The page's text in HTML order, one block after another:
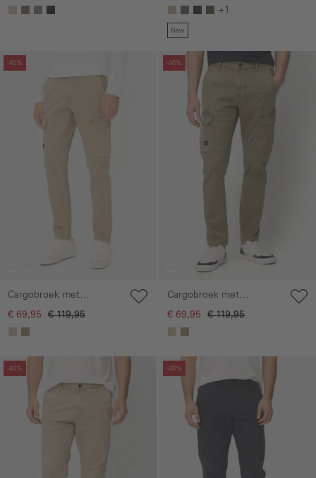
+1
New
-40%
overslaan
Cargobroek met
elastische tailleband
€ 69,95 € 119,95
-40%
Galerie overslaan
Cargobroek met
elastische tailleband
€ 69,95 € 119,95
-40%
overslaan
-40%
Galerie overslaan